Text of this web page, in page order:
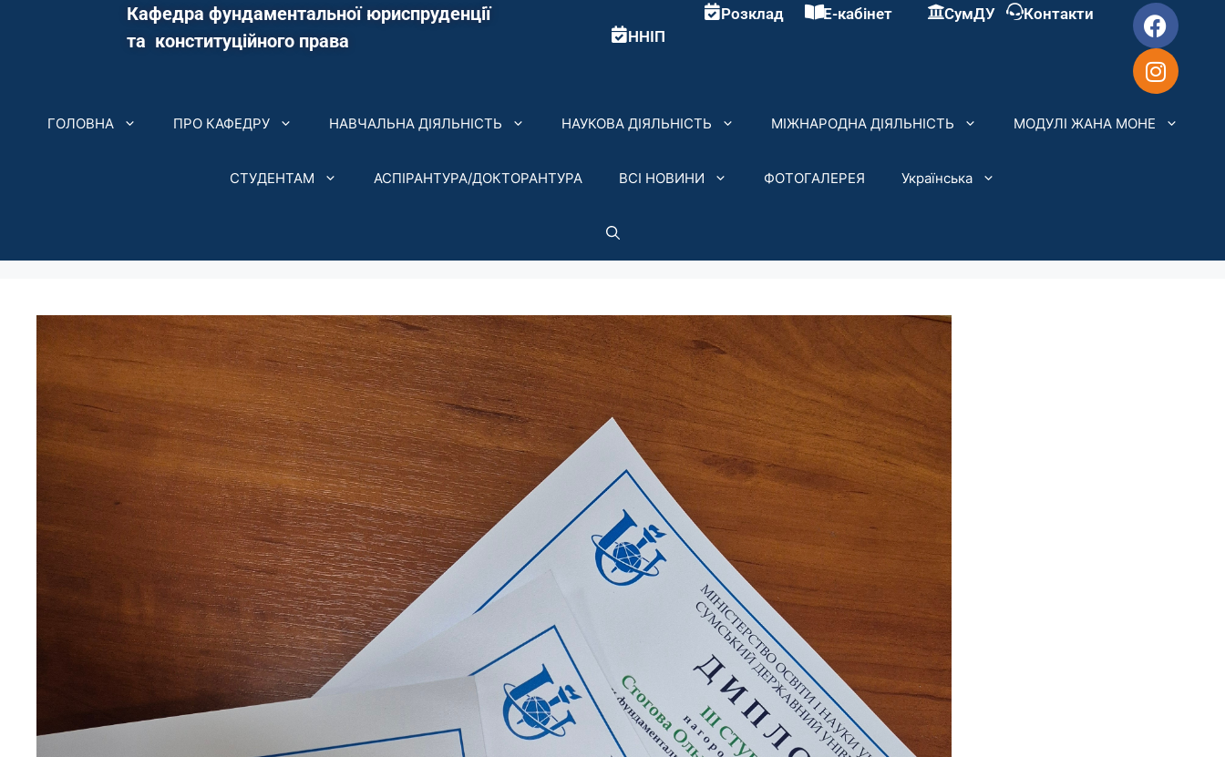
Кафедра фундаментальної юриспруденції
та конституційного права
ННІП
Розклад Е-кабінет СумДУ Контакти
ГОЛОВНА ПРО КАФЕДРУ НАВЧАЛЬНА ДІЯЛЬНІСТЬ НАУКОВА ДІЯЛЬНІСТЬ МІЖНАРОДНА ДІЯЛЬНІСТЬ МОДУЛІ ЖАНА МОНЕ
СТУДЕНТАМ АСПІРАНТУРА/ДОКТОРАНТУРА ВСІ НОВИНИ ФОТОГАЛЕРЕЯ Українська